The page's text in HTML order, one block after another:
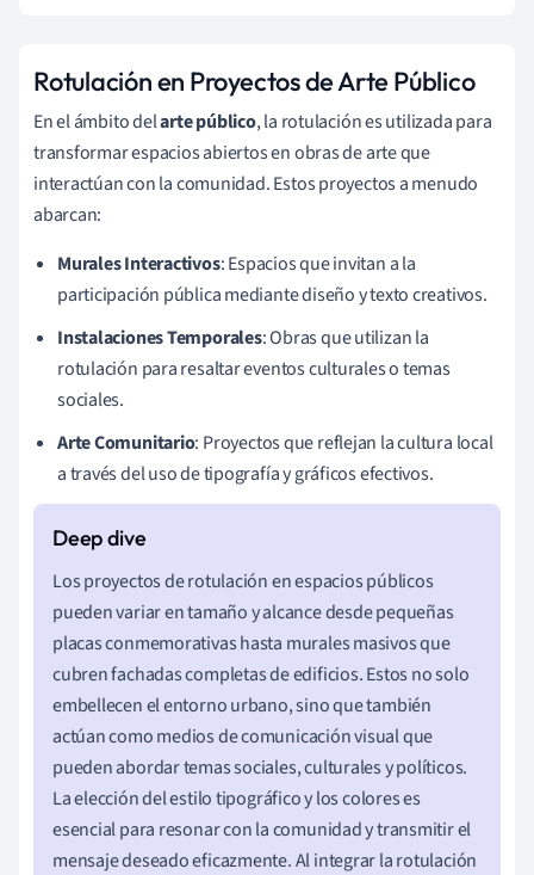
Rotulación en Proyectos de Arte Público
En el ámbito delarte público, la rotulación es utilizada para
transformar espacios abiertos en obras de arte que
interactúan con la comunidad. Estos proyectos a menudo
abarcan:
Murales Interactivos: Espacios que invitan a la
participación pública mediante diseño y texto creativos.
Instalaciones Temporales: Obras que utilizan la
rotulación para resaltar eventos culturales o temas
sociales.
Arte Comunitario: Proyectos que reflejan la cultura local
a través del uso de tipografía y gráficos efectivos.
Los proyectos de rotulación en espacios públicos
pueden variar en tamaño y alcance desde pequeñas
placas conmemorativas hasta murales masivos que
cubren fachadas completas de edificios. Estos no solo
embellecen el entorno urbano, sino que también
actúan como medios de comunicación visual que
pueden abordar temas sociales, culturales y políticos.
La elección del estilo tipográfico y los colores es
esencial para resonar con la comunidad y transmitir el
mensaje deseado eficazmente. Al integrar la rotulación